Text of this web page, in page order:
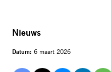
Nieuws
Datum: 6 maart 2026